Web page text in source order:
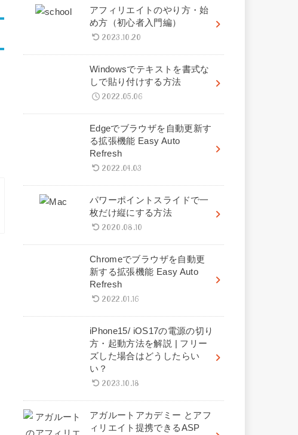
アフィリエイトのやり方・始
め方（初心者入門編）
2023.10.20
Windowsでテキストを書式な
しで貼り付けする方法
2022.05.06
Edgeでブラウザを自動更新す
る拡張機能 Easy Auto
Refresh
2022.04.03
パワーポイントスライドで一
枚だけ縦にする方法
2020.08.10
Chromeでブラウザを自動更
新する拡張機能 Easy Auto
Refresh
2022.01.16
iPhone15/ iOS17の電源の切り
方・起動方法を解説 | フリー
ズした場合はどうしたらい
い？
2023.10.18
アガルートアカデミー とアフ
ィリエイト提携できるASP